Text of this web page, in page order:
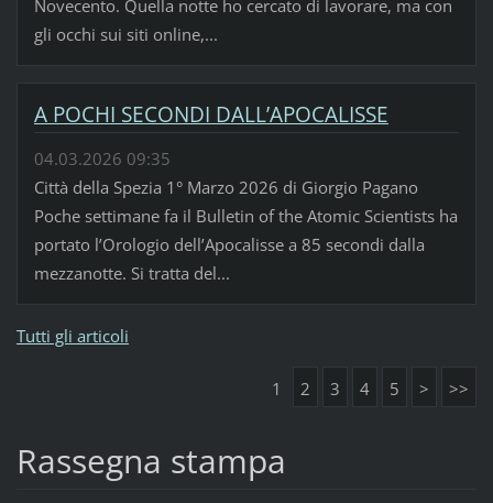
Novecento. Quella notte ho cercato di lavorare, ma con
gli occhi sui siti online,...
A POCHI SECONDI DALL’APOCALISSE
04.03.2026 09:35
Città della Spezia 1° Marzo 2026 di Giorgio Pagano
Poche settimane fa il Bulletin of the Atomic Scientists ha
portato l’Orologio dell’Apocalisse a 85 secondi dalla
mezzanotte. Si tratta del...
Tutti gli articoli
1 2 3 4 5 > >>
Rassegna stampa